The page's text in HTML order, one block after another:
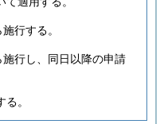
行する。
行し、同日以降の申請
。